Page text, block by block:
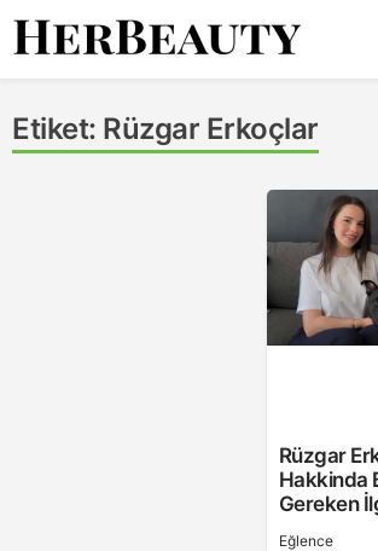
Skip
Etiket: Rüzgar Erkoçlar
Rüzgar
Hakkinda
Gereken
Eğlence